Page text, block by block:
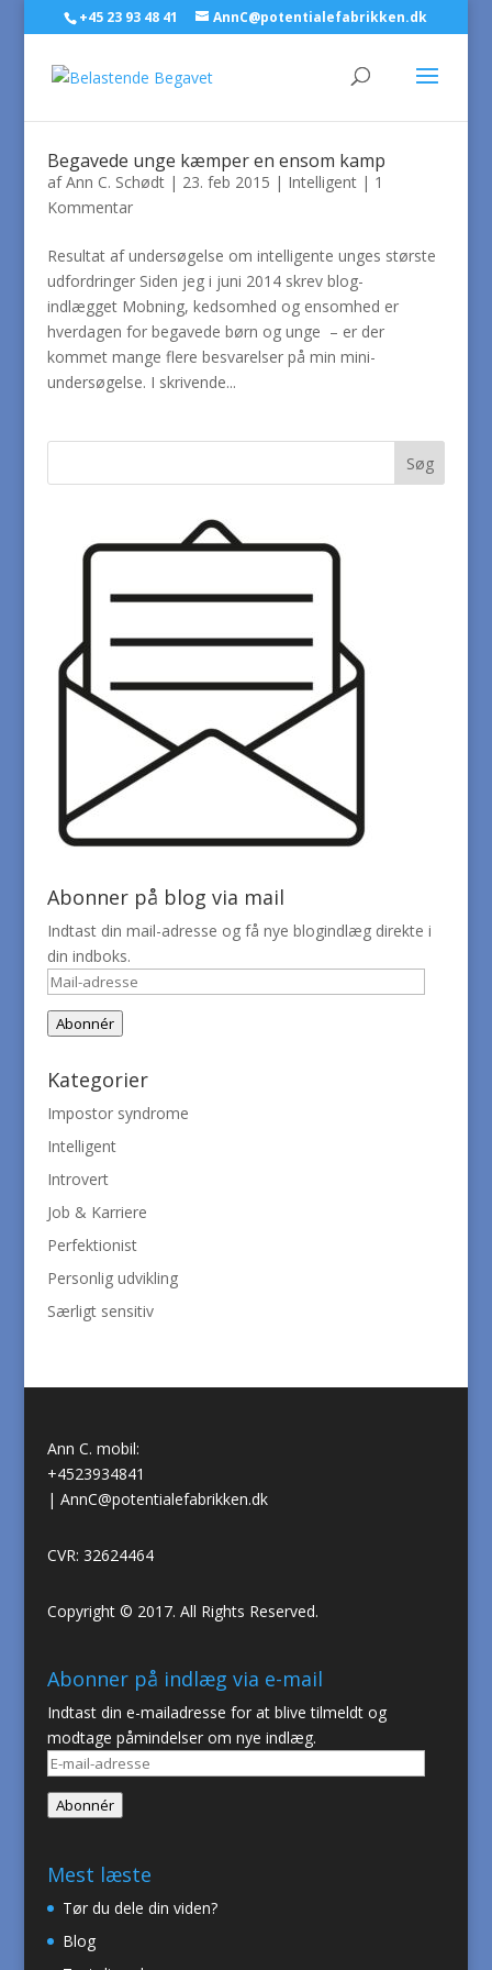
+45 23 93 48 41 AnnC@potentialefabrikken.dk
Begavede unge kæmper en ensom kamp
afAnn C. Schødt| 23. feb 2015 | Intelligent| 1
Kommentar
Resultat af undersøgelse om intelligente unges største
udfordringer Siden jeg i juni 2014 skrev blog-
indlægget Mobning, kedsomhed og ensomhed er
hverdagen for begavede børn og unge – er der
kommet mange flere besvarelser på min mini-
undersøgelse. I skrivende...
Abonner på blog via mail
Indtast din mail-adresse og få nye blogindlæg direkte i
din indboks.
Mail-
adresse
Abonnér
Kategorier
Impostor syndrome
Intelligent
Introvert
Job & Karriere
Perfektionist
Personlig udvikling
Særligt sensitiv
Ann C. mobil:
+4523934841
| AnnC@potentialefabrikken.dk
CVR: 32624464
Copyright © 2017. All Rights Reserved.
Abonner på indlæg via e-mail
Indtast din e-mailadresse for at blive tilmeldt og
modtage påmindelser om nye indlæg.
E-
mail-
adresse
Abonnér
Mest læste
Tør du dele din viden?
Blog